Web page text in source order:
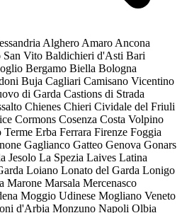
Alghero Amaro Ancona
San Vito Baldichieri d'Asti Bari
Bergamo Biella Bologna
Buja Cagliari Camisano Vicentino
di Garda Castions di Strada
Chienes Chieri Cividale del Friuli
Cormons Cosenza Costa Volpino
Terme Erba Ferrara Firenze Foggia
Gaglianco Gatteo Genova Gonars
Jesolo La Spezia Laives Latina
Loiano Lonato del Garda Lonigo
Marone Marsala Mercenasco
Moggio Udinese Mogliano Veneto
d'Arbia Monzuno Napoli Olbia